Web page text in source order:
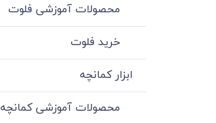
محصولات آموزشی فلوت
خرید فلوت
ابزار کمانچه
محصولات آموزشی کمانچه